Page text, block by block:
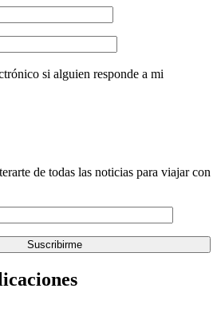
si alguien responde a mi
de todas las noticias para viajar con